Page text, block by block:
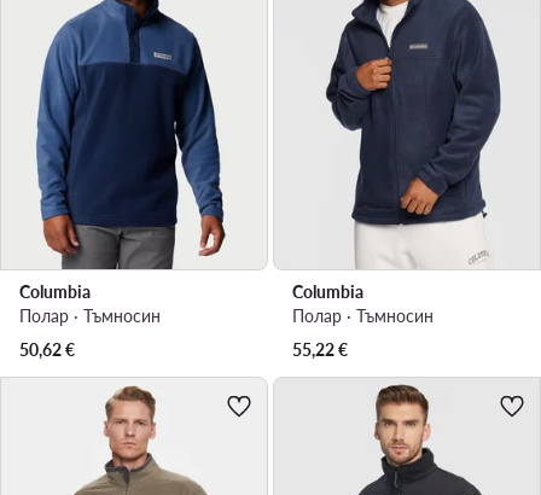
Columbia
Полар · Тъмносин
50,62€
Columbia
Полар · Тъмносин
55,22€